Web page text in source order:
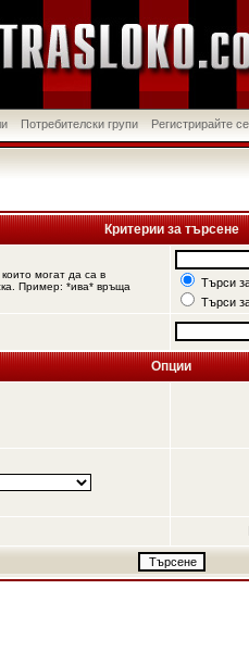
Потребителски групи Регистрирайте се
Критерии за търсене
които могат да са в
Пример: *ива* връща
Търси
Търси
Опции